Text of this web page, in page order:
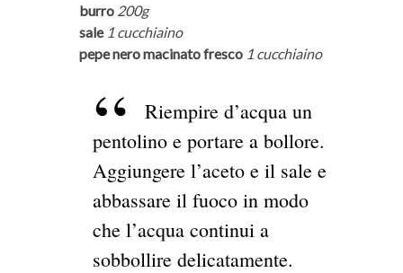
burro 200g
sale 1 cucchiaino
pepe nero macinato fresco 1 cucchiaino
Riempire d’acqua un
pentolino e portare a bollore.
Aggiungere l’aceto e il sale e
abbassare il fuoco in modo
che l’acqua continui a
sobbollire delicatamente.